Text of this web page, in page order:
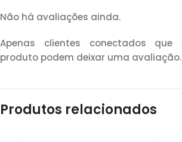
Não há avaliações ainda.
Apenas clientes conectados que
produto podem deixar uma avaliação.
Produtos relacionados